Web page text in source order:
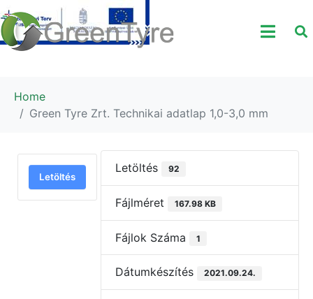
Home
Green Tyre Zrt. Technikai adatlap 1,0-3,0 mm
Letöltés
Letöltés 92
Fájlméret 167.98 KB
Fájlok Száma 1
Dátumkészítés 2021.09.24.